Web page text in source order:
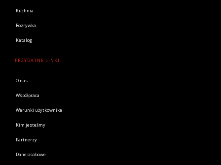
Kuchnia
Rozrywka
Katalog
PRZYDATNE LINKI
O nas
Współpraca
Warunki użytkownika
Kim jesteśmy
Partnerzy
Dane osobowe